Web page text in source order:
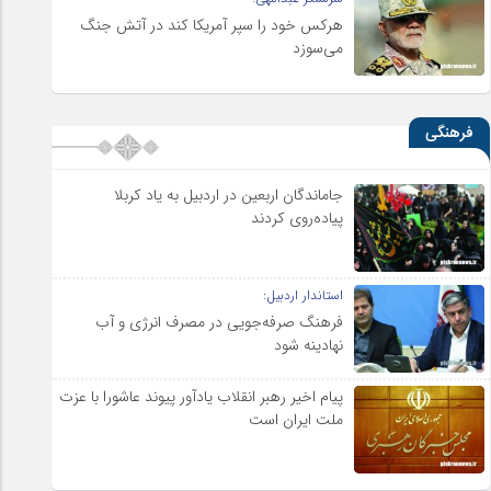
هرکس خود را سپر آمریکا کند در آتش جنگ
می‌سوزد
فرهنگی
جاماندگان اربعین در اردبیل به یاد کربلا
پیاده‌روی کردند
استاندار اردبیل:
فرهنگ صرفه‌جویی در مصرف انرژی و آب
نهادینه شود
پیام اخیر رهبر انقلاب یادآور پیوند عاشورا با عزت
ملت ایران است